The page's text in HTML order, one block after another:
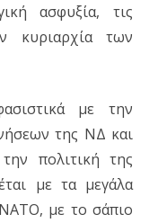
ασφυξία, τις
κυριαρχία των
με την
της ΝΔ και
πολιτική της
με τα μεγάλα
με το σάπιο